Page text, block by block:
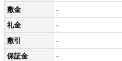
敷金
-
礼金
-
敷引
-
保証金
-